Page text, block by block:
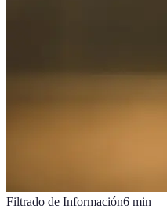
Filtrado de Información6 min